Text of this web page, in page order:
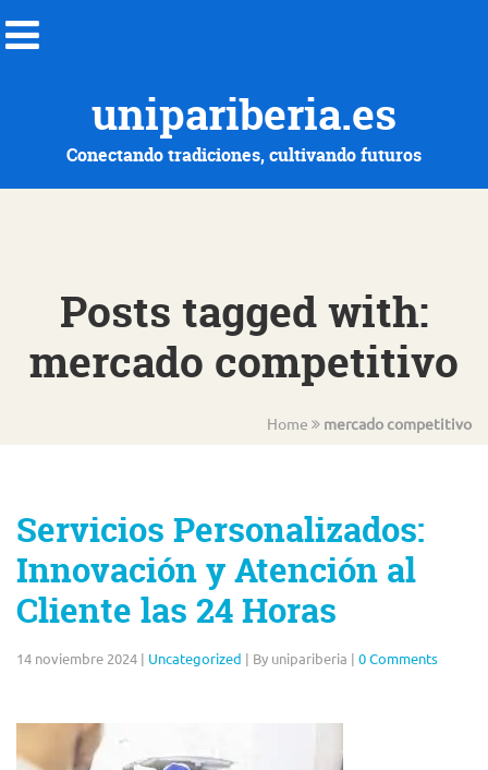
unipariberia.es
Conectando tradiciones, cultivando futuros
Posts tagged with:
mercado competitivo
Home mercado competitivo
Servicios Personalizados:
Innovación y Atención al
Cliente las 24 Horas
14 noviembre 2024 | Uncategorized | By unipariberia | 0 Comments